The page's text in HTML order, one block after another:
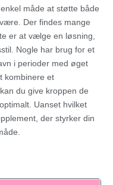
måde at støtte både
Der findes mange
er at vælge en løsning,
Nogle har brug for et
i perioder med øget
kombinere et
du give kroppen de
Uanset hvilket
der styrker din